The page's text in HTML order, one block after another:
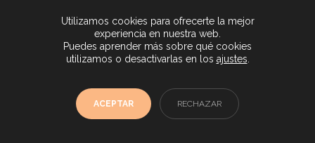
941 24 06 60
Utilizamos cookies para ofrecerte la mejor
experiencia en nuestra web.
Puedes aprender más sobre qué cookies
utilizamos o desactivarlas en los ajustes
ACEPTAR RECHAZAR